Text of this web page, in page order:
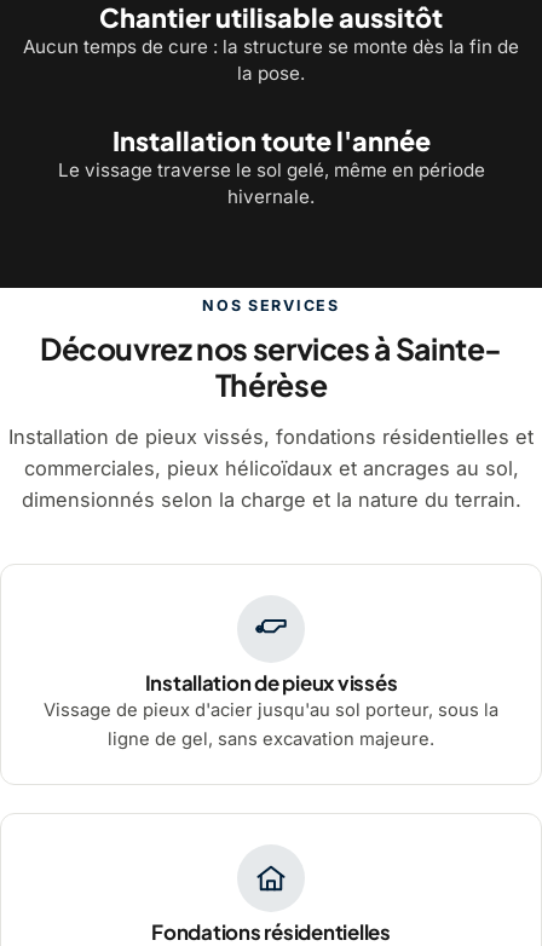
Chantier utilisable aussitôt
Aucun temps de cure : la structure se monte dès la fin de
la pose.
Installation toute l'année
Le vissage traverse le sol gelé, même en période
hivernale.
NOS SERVICES
Découvrez nos services à Sainte-
Thérèse
Installation de pieux vissés, fondations résidentielles et
commerciales, pieux hélicoïdaux et ancrages au sol,
dimensionnés selon la charge et la nature du terrain.
Installation de pieux vissés
Vissage de pieux d'acier jusqu'au sol porteur, sous la
ligne de gel, sans excavation majeure.
Fondations résidentielles